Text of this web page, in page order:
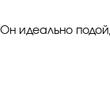
идеально